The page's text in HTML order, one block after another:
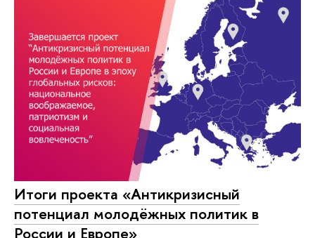
Итоги проекта «Антикризисный
потенциал молодёжных политик в
России и Европе»